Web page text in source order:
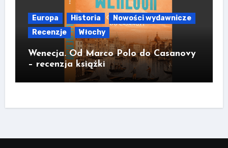
Europa Historia
Nowości wydawnicze
Recenzje
Włochy
Wenecja. Od Marco Polo do Casanovy
– recenzja książki